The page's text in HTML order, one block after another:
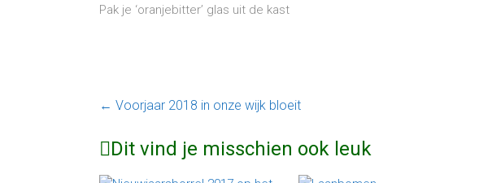
Pak je ‘oranjebitter’ glas uit de kast
← Voorjaar 2018 in onze wijk bloeit
Dit vind je misschien ook leuk